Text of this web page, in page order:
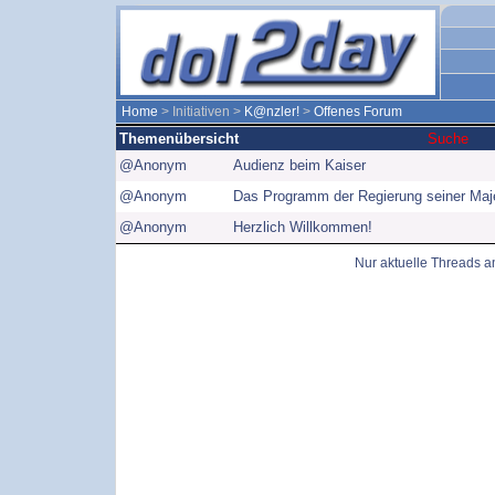
Home > Initiativen > K@nzler! > Offenes Forum
Themenübersicht
Suche
@Anonym
Audienz beim Kaiser
@Anonym
Das Programm der Regierung seiner
@Anonym
Herzlich Willkommen!
Nur aktuelle Threads